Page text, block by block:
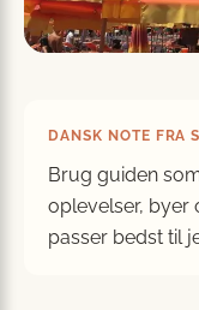
DANSK NOTE FRA
Brug guiden
oplevelser, byer
passer bedst til